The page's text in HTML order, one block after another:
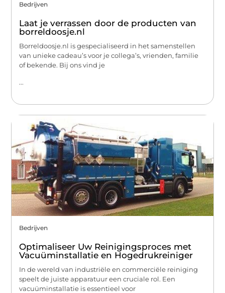
Bedrijven
Laat je verrassen door de producten van
borreldoosje.nl
Borreldoosje.nl is gespecialiseerd in het samenstellen
van unieke cadeau’s voor je collega’s, vrienden, familie
of bekende. Bij ons vind je
...
Bedrijven
Optimaliseer Uw Reinigingsproces met
Vacuüminstallatie en Hogedrukreiniger
In de wereld van industriële en commerciële reiniging
speelt de juiste apparatuur een cruciale rol. Een
vacuüminstallatie is essentieel voor